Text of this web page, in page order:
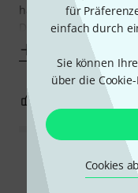
für
einfach durch
Sie können
über die
Cookies
haste wieder blanke
Dann bin ich auf diese
Mehr anzeigen
Alle